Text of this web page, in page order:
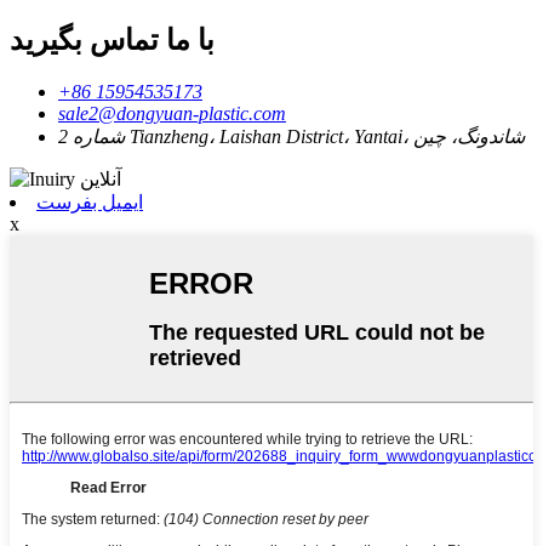
با ما تماس بگیرید
+86 15954535173
sale2@dongyuan-plastic.com
شماره 2 Tianzheng، Laishan District، Yantai، شاندونگ، چین
ایمیل بفرست
x